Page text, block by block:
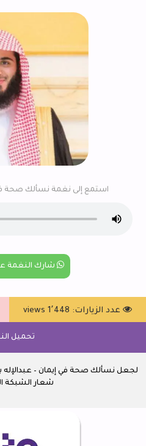
استمع إلى نغمة نسألك صحة
شارك النغمة
عدد الزيارات: 1٬448 views
تحميل
لجعل نسألك صحة في إيمان –
شعار الشبكة